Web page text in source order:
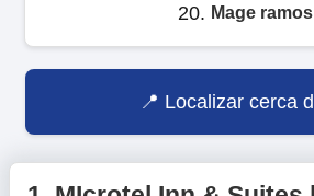
20. Mage ramos
Localizar cerca